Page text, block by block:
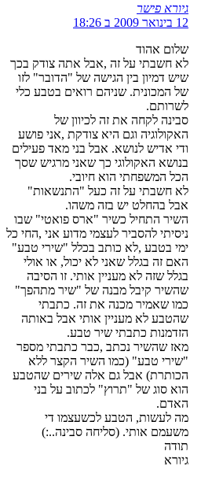
גיורא פישר
12 בינואר 2009 ב 18:26
שלום אהוד
לא חשבתי על זה ,אבל אתה צודק בכך
שיש דמיון בין הגישה של "הדובר" לזו
של המכונית. שניהם רואים בטבע כלי
לשרותם.
סבינה לקחה את זה לכיוון של
האקולוגיה וגם היא צודקת ,אני פושע
ודי אדיש לנושא. אבל בני מאד פעילים
בנושא האקולוגי כך שאני מרגיש שסך
הכל המשפחתי הוא חיובי.
לא חשבתי על זה כעל "התנשאות"
אבל בהחלט יש בזה משהו.
השיר התחיל כשיר "ארס פואטי" שבו
ניסיתי להסביר לעצמי מדוע אני ,החי כל
ימי בטבע ,לא כותב בכלל "שירי טבע"
האם זה בגלל שאני לא יכול, או אולי
בגלל שזה לא מעניין אותי. זו הסיבה
שהשיר קיבל מבנה של "שיר מתהפך"
כמו שאמיר מכנה את זה. כתבתי
שהטבע לא מעניין אותי אבל באותה
הזדמנות כתבתי שיר טבע.
מאז שהשיר נכתב ,כבר כתבתי מספר
"שירי טבע" (כמו השיר הקצר ללא
הכותרת) אבל גם אלה שירים שהטבע
הוא סוג של "תרוץ" לכתוב על בני
האדם.
מה לעשות, הטבע לכשעצמו די
משעמם אותי. (סליחה סבינה..:)
תודה
גיורא